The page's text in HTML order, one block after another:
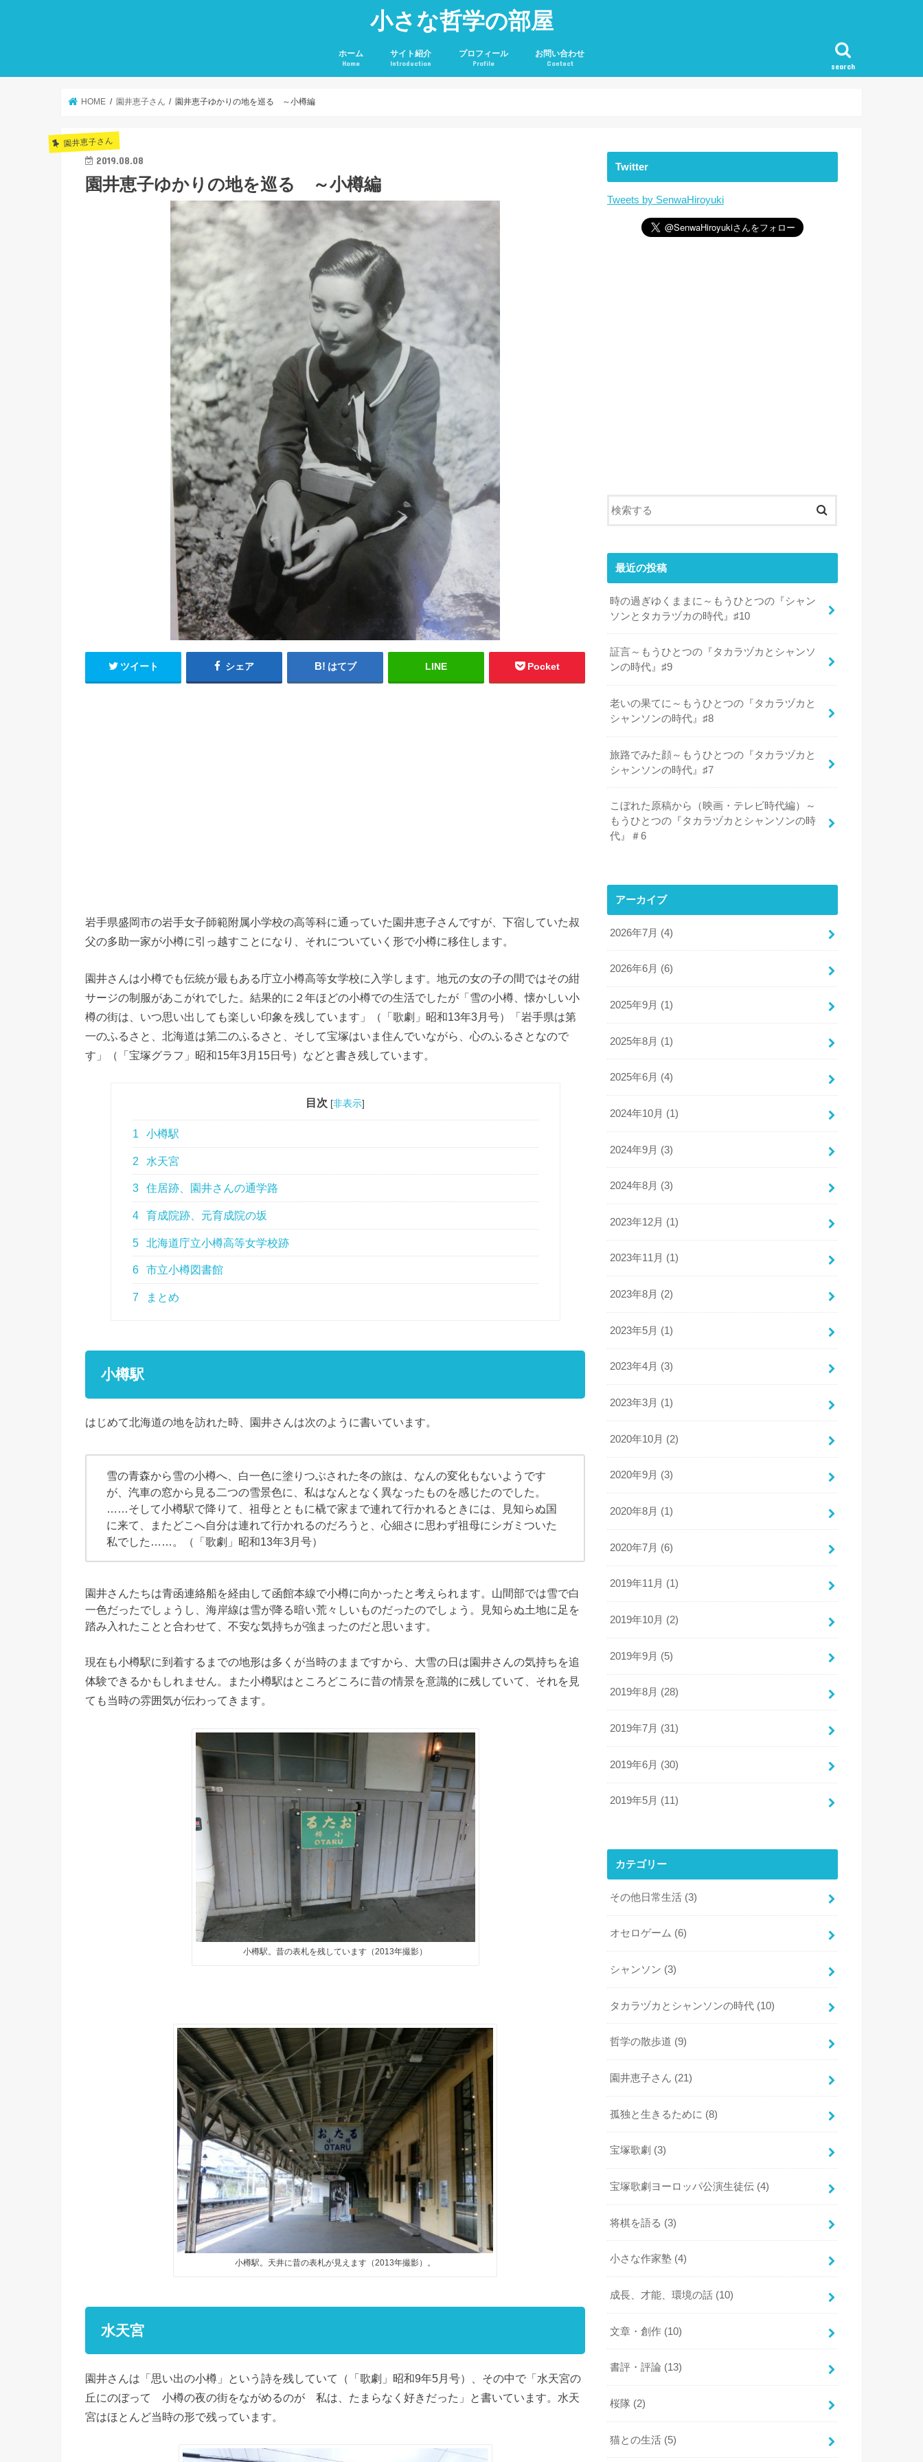
小さな哲学の部屋
search
ホーム
Home
サイト紹介
Introduction
プロフィール
Profile
お問い合わせ
Contact
HOME 園井恵子さん 園井恵子ゆかりの地を巡る ～小樽編
園井恵子さん
2019.08.08
園井恵子ゆかりの地を巡る ～小樽編
ツイート シェア はてブ LINE Pocket
岩手県盛岡市の岩手女子師範附属小学校の高等科に通っていた園井恵子さんですが、下宿していた叔
父の多助一家が小樽に引っ越すことになり、それについていく形で小樽に移住します。
園井さんは小樽でも伝統が最もある庁立小樽高等女学校に入学します。地元の女の子の間ではその紺
サージの制服があこがれでした。結果的に２年ほどの小樽での生活でしたが「雪の小樽、懐かしい小
樽の街は、いつ思い出しても楽しい印象を残しています」（「歌劇」昭和13年3月号）「岩手県は第
一のふるさと、北海道は第二のふるさと、そして宝塚はいま住んでいながら、心のふるさとなので
す」（「宝塚グラフ」昭和15年3月15日号）などと書き残しています。
目次 [非表示]
1 小樽駅
2 水天宮
3 住居跡、園井さんの通学路
4 育成院跡、元育成院の坂
5 北海道庁立小樽高等女学校跡
6 市立小樽図書館
7 まとめ
小樽駅
はじめて北海道の地を訪れた時、園井さんは次のように書いています。
雪の青森から雪の小樽へ、白一色に塗りつぶされた冬の旅は、なんの変化もないようです
が、汽車の窓から見る二つの雪景色に、私はなんとなく異なったものを感じたのでした。
……そして小樽駅で降りて、祖母とともに橇で家まで連れて行かれるときには、見知らぬ国
に来て、またどこへ自分は連れて行かれるのだろうと、心細さに思わず祖母にシガミついた
私でした……。（「歌劇」昭和13年3月号）
園井さんたちは青函連絡船を経由して函館本線で小樽に向かったと考えられます。山間部では雪で白
一色だったでしょうし、海岸線は雪が降る暗い荒々しいものだったのでしょう。見知らぬ土地に足を
踏み入れたことと合わせて、不安な気持ちが強まったのだと思います。
現在も小樽駅に到着するまでの地形は多くが当時のままですから、大雪の日は園井さんの気持ちを追
体験できるかもしれません。また小樽駅はところどころに昔の情景を意識的に残していて、それを見
ても当時の雰囲気が伝わってきます。
小樽駅。昔の表札を残しています（2013年撮影）
小樽駅。天井に昔の表札が見えます（2013年撮影）。
水天宮
園井さんは「思い出の小樽」という詩を残していて（「歌劇」昭和9年5月号）、その中で「水天宮の
丘にのぼって 小樽の夜の街をながめるのが 私は、たまらなく好きだった」と書いています。水天
宮はほとんど当時の形で残っています。
Twitter
Tweets by SenwaHiroyuki
最近の投稿
時の過ぎゆくままに～もうひとつの『シャン
ソンとタカラヅカの時代』♯10
証言～もうひとつの『タカラヅカとシャンソ
ンの時代』♯9
老いの果てに～もうひとつの『タカラヅカと
シャンソンの時代』♯8
旅路でみた顔～もうひとつの『タカラヅカと
シャンソンの時代』♯7
こぼれた原稿から（映画・テレビ時代編）～
もうひとつの『タカラヅカとシャンソンの時
代』＃6
アーカイブ
2026年7月 (4)
2026年6月 (6)
2025年9月 (1)
2025年8月 (1)
2025年6月 (4)
2024年10月 (1)
2024年9月 (3)
2024年8月 (3)
2023年12月 (1)
2023年11月 (1)
2023年8月 (2)
2023年5月 (1)
2023年4月 (3)
2023年3月 (1)
2020年10月 (2)
2020年9月 (3)
2020年8月 (1)
2020年7月 (6)
2019年11月 (1)
2019年10月 (2)
2019年9月 (5)
2019年8月 (28)
2019年7月 (31)
2019年6月 (30)
2019年5月 (11)
カテゴリー
その他日常生活 (3)
オセロゲーム (6)
シャンソン (3)
タカラヅカとシャンソンの時代 (10)
哲学の散歩道 (9)
園井恵子さん (21)
孤独と生きるために (8)
宝塚歌劇 (3)
宝塚歌劇ヨーロッパ公演生徒伝 (4)
将棋を語る (3)
小さな作家塾 (4)
成長、才能、環境の話 (10)
文章・創作 (10)
書評・評論 (13)
桜隊 (2)
猫との生活 (5)